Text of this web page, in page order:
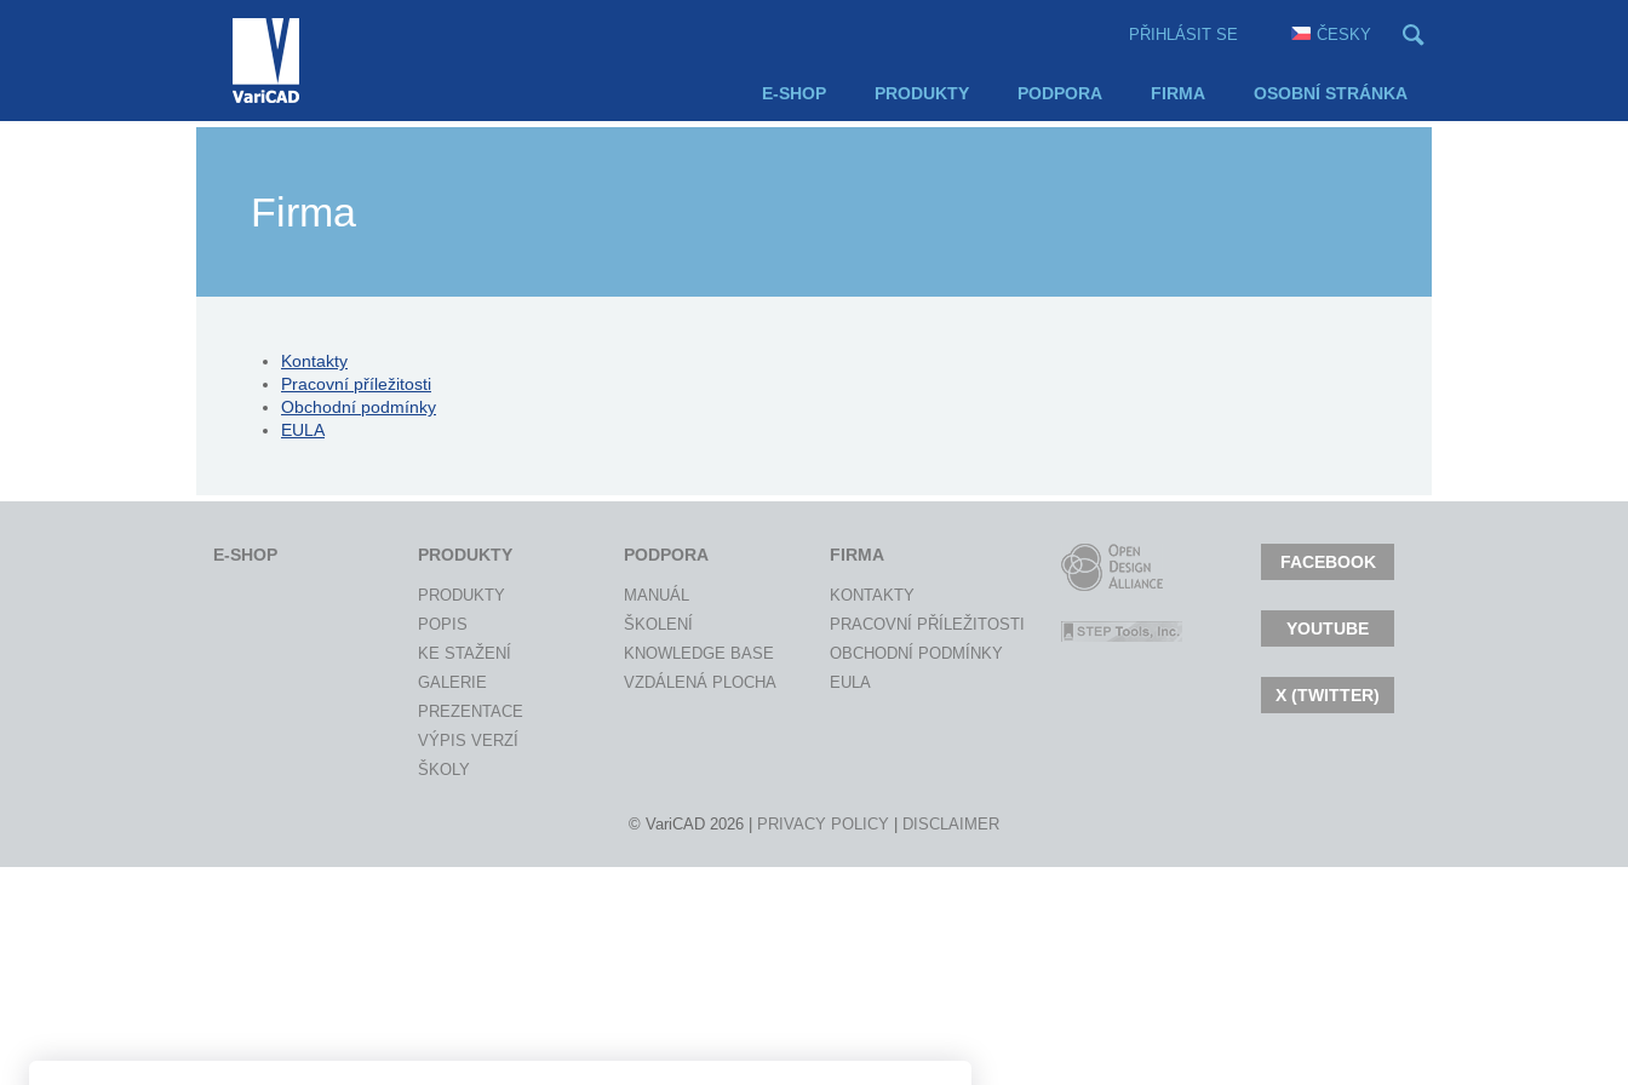
PŘIHLÁSIT SE ČESKY
E-SHOP PRODUKTY PODPORA FIRMA OSOBNÍ STRÁNKA
Firma
Kontakty
Pracovní příležitosti
Obchodní podmínky
EULA
E-SHOP PRODUKTY
PRODUKTY
POPIS
KE STAŽENÍ
GALERIE
PREZENTACE
VÝPIS VERZÍ
ŠKOLY
PODPORA
MANUÁL
ŠKOLENÍ
KNOWLEDGE BASE
VZDÁLENÁ PLOCHA
FIRMA
KONTAKTY
PRACOVNÍ PŘÍLEŽITOSTI
OBCHODNÍ PODMÍNKY
EULA
FACEBOOK
YOUTUBE
X (TWITTER)
© VariCAD 2026 | PRIVACY POLICY DISCLAIMER